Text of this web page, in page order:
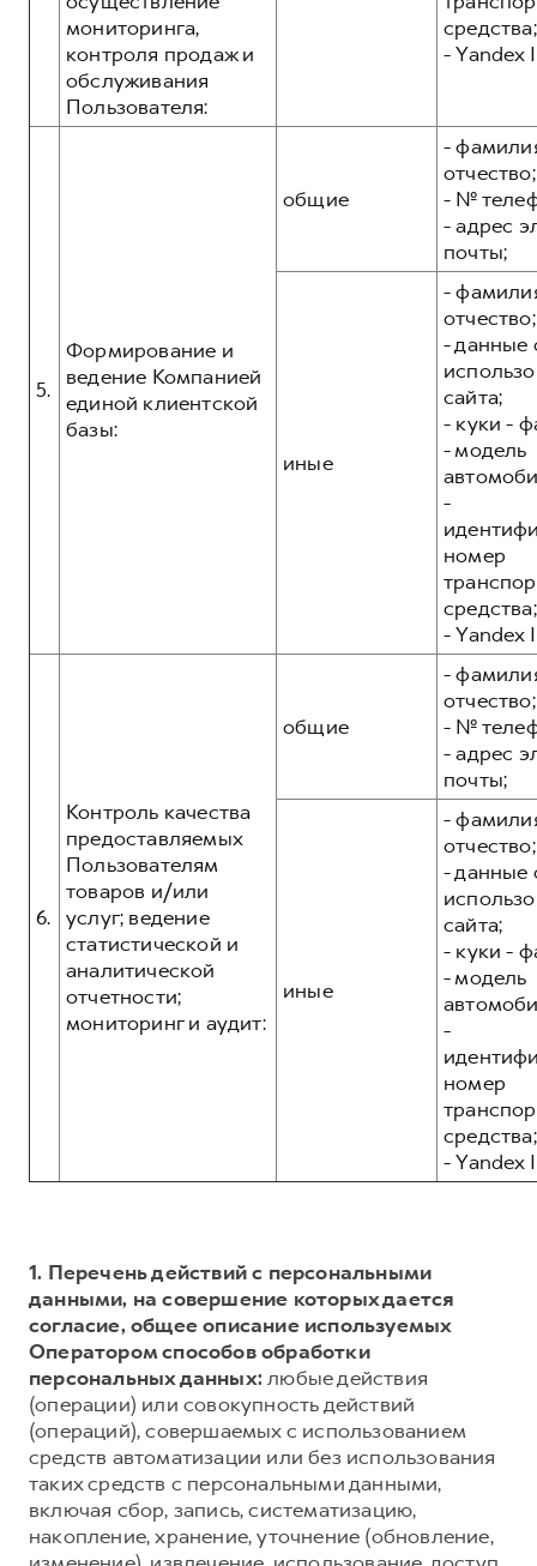
мониторинга,
контроля продаж и
обслуживания
Пользователя:
средства;
- Yandex
5.
Формирование и
ведение Компанией
единой клиентской
базы:
общие
-
отчество;
- №
- адрес
почты;
иные
-
отчество;
- данные
сайта;
- куки -
- модель
-
номер
средства;
- Yandex
6.
Контроль качества
предоставляемых
Пользователям
товаров и/или
услуг; ведение
статистической и
аналитической
отчетности;
мониторинг и аудит:
общие
-
отчество;
- №
- адрес
почты;
иные
-
отчество;
- данные
сайта;
- куки -
- модель
-
номер
средства;
- Yandex
1. Перечень действий с персональными
данными, на совершение которых дается
согласие, общее описание используемых
Оператором способов обработки
персональных данных:любые действия
(операции) или совокупность действий
(операций), совершаемых с использованием
средств автоматизации или без использования
таких средств с персональными данными,
включая сбор, запись, систематизацию,
накопление, хранение, уточнение (обновление,